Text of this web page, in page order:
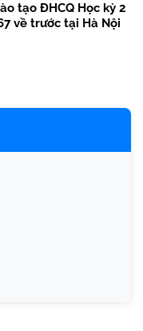
tạo ĐHCQ Học kỳ 2
về trước tại Hà Nội